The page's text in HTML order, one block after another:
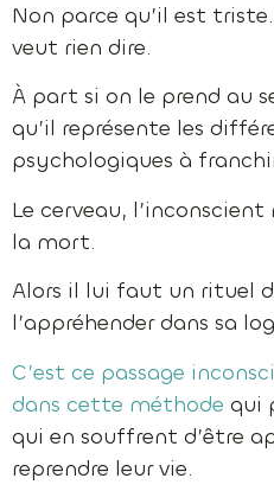
Non parce qu’il est
veut rien dire.
À part si on le prend au
qu’il représente les
psychologiques à
Le cerveau,
la mort.
Alors il lui faut un rituel
l’appréhender dans sa
C’est ce passage
dans cette méthode qui
qui en souffrent d’être
reprendre leur vie.